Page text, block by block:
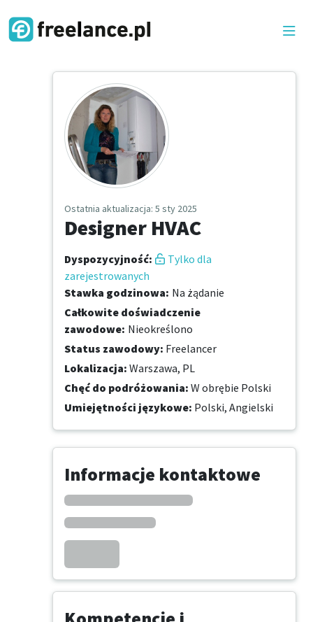
Ostatnia aktualizacja: 5 sty 2025
Designer HVAC
Dyspozycyjność:
Tylko dla
zarejestrowanych
Stawka godzinowa: Na żądanie
Całkowite doświadczenie
zawodowe: Nieokreślono
Status zawodowy: Freelancer
Lokalizacja: Warszawa, PL
Chęć do podróżowania: W obrębie Polski
Umiejętności językowe: Polski, Angielski
Informacje kontaktowe